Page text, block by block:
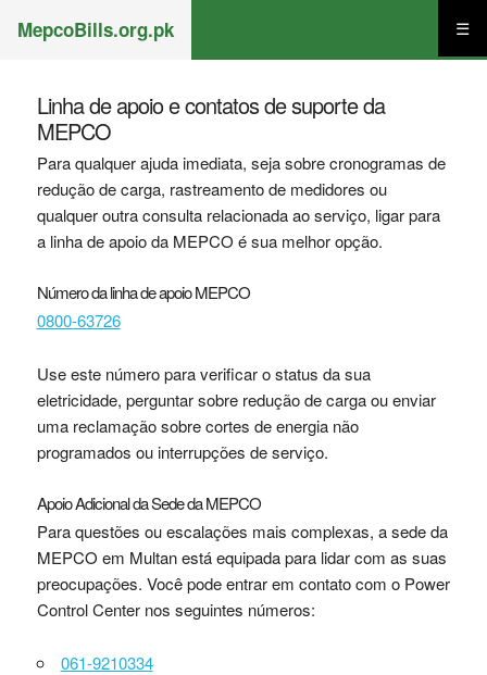
MepcoBills.org.pk ☰
Linha de apoio e contatos de suporte da
MEPCO
Para qualquer ajuda imediata, seja sobre cronogramas de
redução de carga, rastreamento de medidores ou
qualquer outra consulta relacionada ao serviço, ligar para
a linha de apoio da MEPCO é sua melhor opção.
Número da linha de apoio MEPCO
0800-63726
Use este número para verificar o status da sua
eletricidade, perguntar sobre redução de carga ou enviar
uma reclamação sobre cortes de energia não
programados ou interrupções de serviço.
Apoio Adicional da Sede da MEPCO
Para questões ou escalações mais complexas, a sede da
MEPCO em Multan está equipada para lidar com as suas
preocupações. Você pode entrar em contato com o Power
Control Center nos seguintes números:
061-9210334